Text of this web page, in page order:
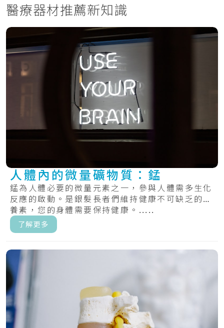
醫療器材推薦新知識
人體內的微量礦物質：錳
錳為人體必要的微量元素之一，參與人體需多生化
反應的啟動。是銀髮長者們維持健康不可缺乏的營
養素，您的身體需要保持健康。.....
了解更多